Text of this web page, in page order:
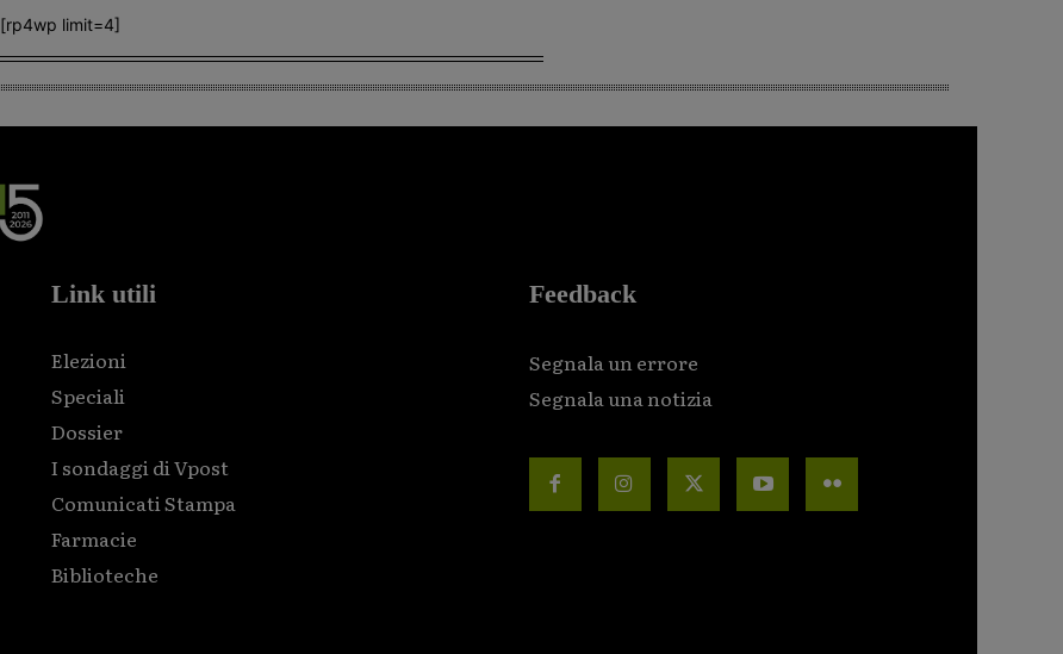
[rp4wp limit=4]
Link utili
Elezioni
Speciali
Dossier
I sondaggi di Vpost
Comunicati Stampa
Farmacie
Biblioteche
Feedback
Segnala un errore
Segnala una notizia